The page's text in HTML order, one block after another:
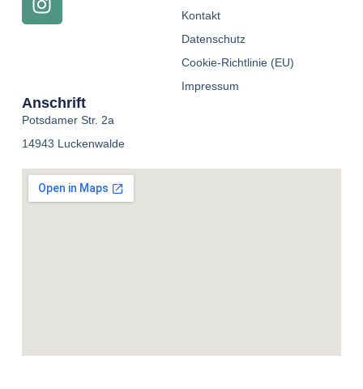
Kontakt
Datenschutz
Cookie-Richtlinie (EU)
Impressum
Anschrift
Potsdamer Str. 2a
14943 Luckenwalde